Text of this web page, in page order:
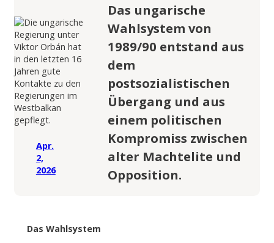
Apr.
2,
2026
Das ungarische
Wahlsystem von
1989/90 entstand aus
dem
postsozialistischen
Übergang und aus
einem politischen
Kompromiss zwischen
alter Machtelite und
Opposition.
Das Wahlsystem